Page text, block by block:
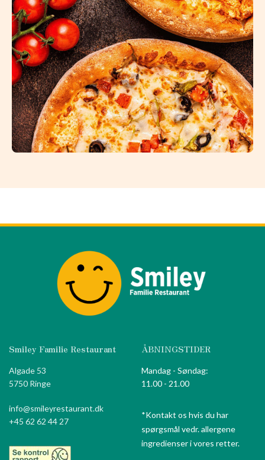
Smiley Familie Restaurant
Algade 53
5750 Ringe
info@smileyrestaurant.dk
+45 62 62 44 27
ÅBNINGSTIDER
Mandag - Søndag:
11.00 - 21.00
*Kontakt os hvis du har
spørgsmål vedr. allergene
ingredienser i vores retter.